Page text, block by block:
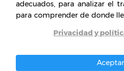
adecuados, para analizar el
para comprender de donde
Privacidad y
Aceptar